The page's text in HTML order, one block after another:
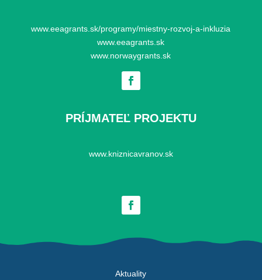
www.eeagrants.sk/programy/miestny-rozvoj-a-inkluzia
www.eeagrants.sk
www.norwaygrants.sk
PRÍJMATEĽ PROJEKTU
www.kniznicavranov.sk
Aktuality